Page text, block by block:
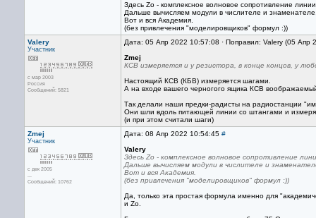
Здесь Zо - комплексное волновое сопротивление
Дальше вычисляем модули в числителе и
Вот и вся Академия.
(без привлечения "моделировщиков" формул :))
Valery
Участник
с мар 2003
Россия
Сообщений: 5821
Дата: 05 Апр 2022 10:57:08 · Поправил: Valery (05 Апр
Zmej
КСВ измеряется и у резистора, в конце концов, у
Настоящий КСВ (КБВ) измеряется шагами.
А на входе вашего черногого ящика КСВ
Так делали наши предки-радисты на радиостанции
Они шли вдоль питающей линии со штангами и
(и при этом считали шаги)
Zmej
Участник
с дек 2005
...
Сообщений: 10762
Дата: 08 Апр 2022 10:54:45 #
Valery
Здесь Zо - комплексное волновое сопротивление
Дальше вычисляем модули в числителе и
Вот и вся Академия.
(без привлечения "моделировщиков" формул :))
Да, только эта простая формула именно для
и Zo.